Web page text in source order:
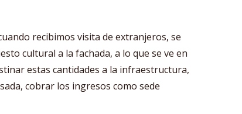
recibimos visita de extranjeros, se
cultural a la fachada, a lo que se ve en
estas cantidades a la infraestructura,
cobrar los ingresos como sede